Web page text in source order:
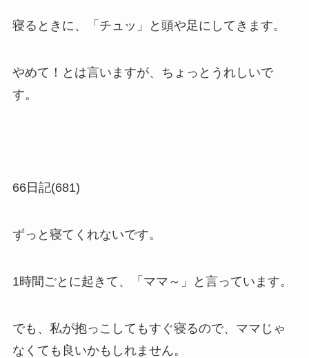
寝るときに、「チュッ」と頭や足にしてきます。
やめて！とは言いますが、ちょっとうれしいで
す。
66日記(681)
ずっと寝てくれないです。
1時間ごとに起きて、「ママ～」と言っています。
でも、私が抱っこしてもすぐ寝るので、ママじゃ
なくても良いかもしれません。